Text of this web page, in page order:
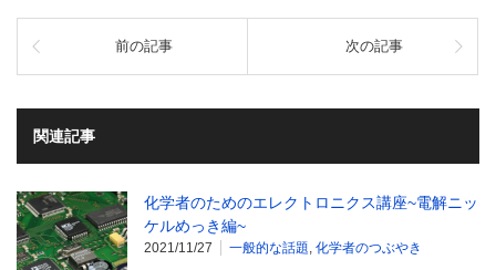
前の記事 次の記事
関連記事
化学者のためのエレクトロニクス講座~電解ニッ
ケルめっき編~
2021/11/27 一般的な話題, 化学者のつぶやき